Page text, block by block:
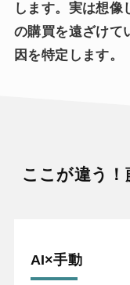
します。実は想像
の購買を遠ざけ
因を特定します。
ここが違う
AI×手動